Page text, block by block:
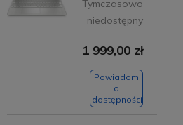
Tymczasowo
niedostępny
1 999,00 zł
Powiadom
o
dostępności